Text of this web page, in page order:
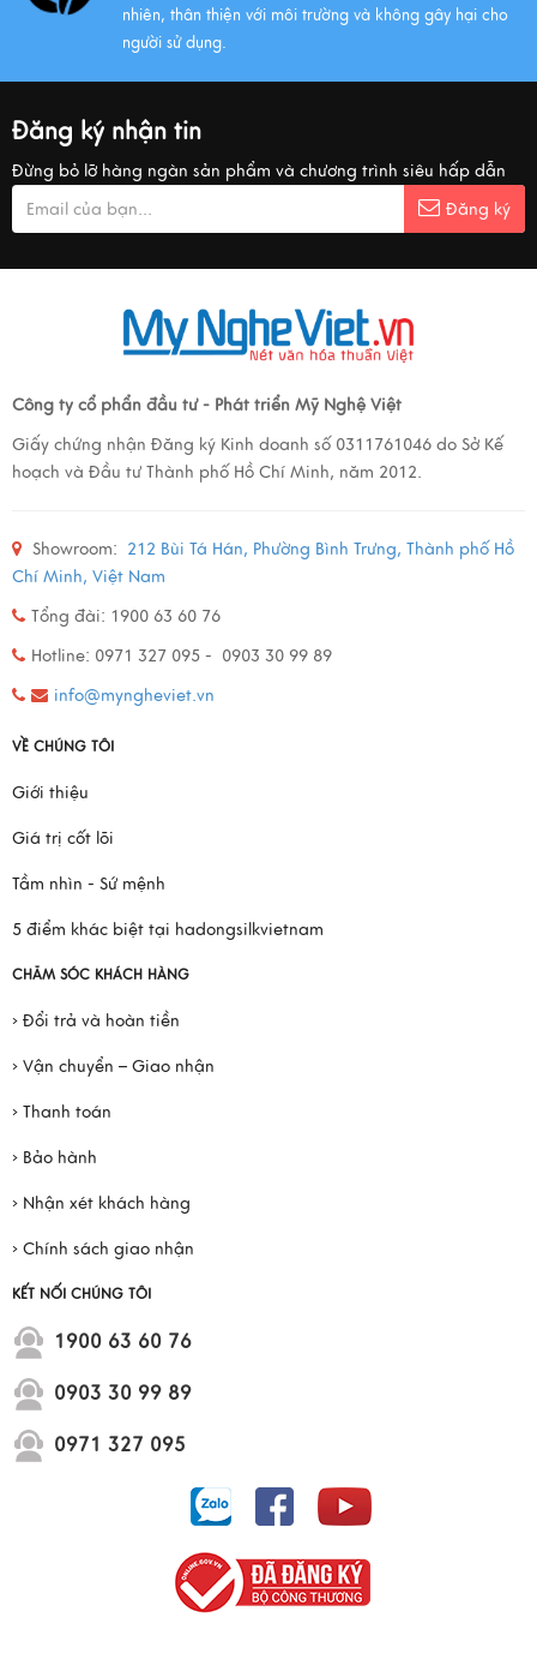
nhiên, thân thiện với môi trường và không gây hại cho
người sử dụng.
Đăng ký nhận tin
Đừng bỏ lỡ hàng ngàn sản phẩm và chương trình siêu hấp dẫn
Đăng ký
Công ty cổ phẩn đầu tư - Phát triển Mỹ Nghệ Việt
Giấy chứng nhận Đăng ký Kinh doanh số 0311761046 do Sở Kế
hoạch và Đầu tư Thành phố Hồ Chí Minh, năm 2012.
Showroom: 212 Bùi Tá Hán, Phường Bình Trưng, Thành phố Hồ
Chí Minh, Việt Nam
Tổng đài: 1900 63 60 76
Hotline: 0971 327 095 - 0903 30 99 89
info@myngheviet.vn
VỀ CHÚNG TÔI
Giới thiệu
Giá trị cốt lõi
Tầm nhìn - Sứ mệnh
5 điểm khác biệt tại hadongsilkvietnam
CHĂM SÓC KHÁCH HÀNG
› Đổi trả và hoàn tiền
› Vận chuyển – Giao nhận
› Thanh toán
› Bảo hành
› Nhận xét khách hàng
› Chính sách giao nhận
KẾT NỐI CHÚNG TÔI
1900 63 60 76
0903 30 99 89
0971 327 095